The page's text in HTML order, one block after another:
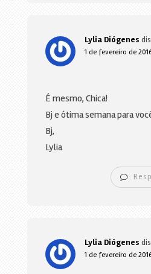
Lylia Diógenes
1 de fevereiro de
É mesmo, Chica!
Bj e ótima semana para
Bj,
Lylia
Lylia Diógenes
1 de fevereiro de